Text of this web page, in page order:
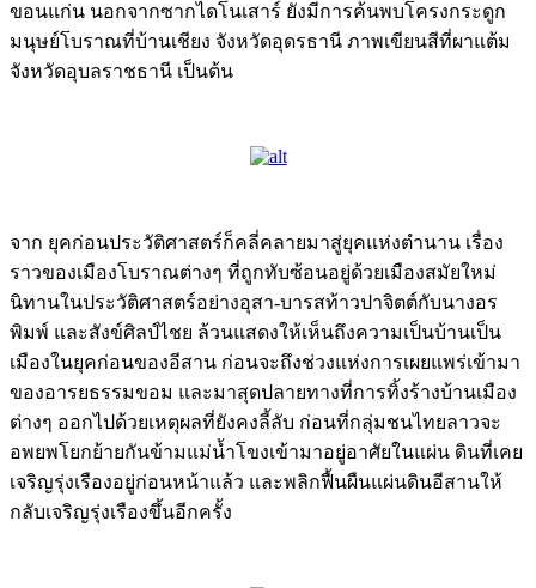
ขอนแก่น นอกจากซากไดโนเสาร์ ยังมีการค้นพบโครงกระดูก
มนุษย์โบราณที่บ้านเชียง จังหวัดอุดรธานี ภาพเขียนสีที่ผาแต้ม
จังหวัดอุบลราชธานี เป็นต้น
จาก ยุคก่อนประวัติศาสตร์ก็คลี่คลายมาสู่ยุคแห่งตำนาน เรื่อง
ราวของเมืองโบราณต่างๆ ที่ถูกทับซ้อนอยู่ด้วยเมืองสมัยใหม่
นิทานในประวัติศาสตร์อย่างอุสา-บารสท้าวปาจิตต์กับนางอร
พิมพ์ และสังข์ศิลป์ไชย ล้วนแสดงให้เห็นถึงความเป็นบ้านเป็น
เมืองในยุคก่อนของอีสาน ก่อนจะถึงช่วงแห่งการเผยแพร่เข้ามา
ของอารยธรรมขอม และมาสุดปลายทางที่การทิ้งร้างบ้านเมือง
ต่างๆ ออกไปด้วยเหตุผลที่ยังคงลี้ลับ ก่อนที่กลุ่มชนไทยลาวจะ
อพยพโยกย้ายกันข้ามแม่น้ำโขงเข้ามาอยู่อาศัยในแผ่น ดินที่เคย
เจริญรุ่งเรืองอยู่ก่อนหน้าแล้ว และพลิกฟื้นผืนแผ่นดินอีสานให้
กลับเจริญรุ่งเรืองขึ้นอีกครั้ง